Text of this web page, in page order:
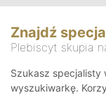
Znajdź
Plebiscyt skupia
Szukasz specjalisty
wyszukiwarkę.